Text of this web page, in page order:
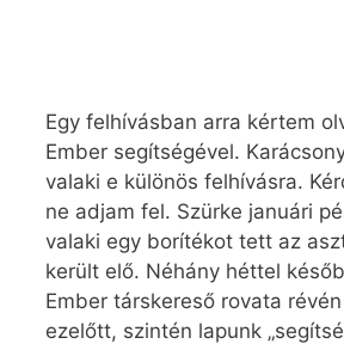
Egy felhívásban arra kértem
Ember segítségével.
valaki e különös felhívásra.
ne adjam fel. Szürke januári
valaki egy borítékot tett az
került elő. Néhány héttel
Ember társkereső rovata
ezelőtt, szintén lapunk